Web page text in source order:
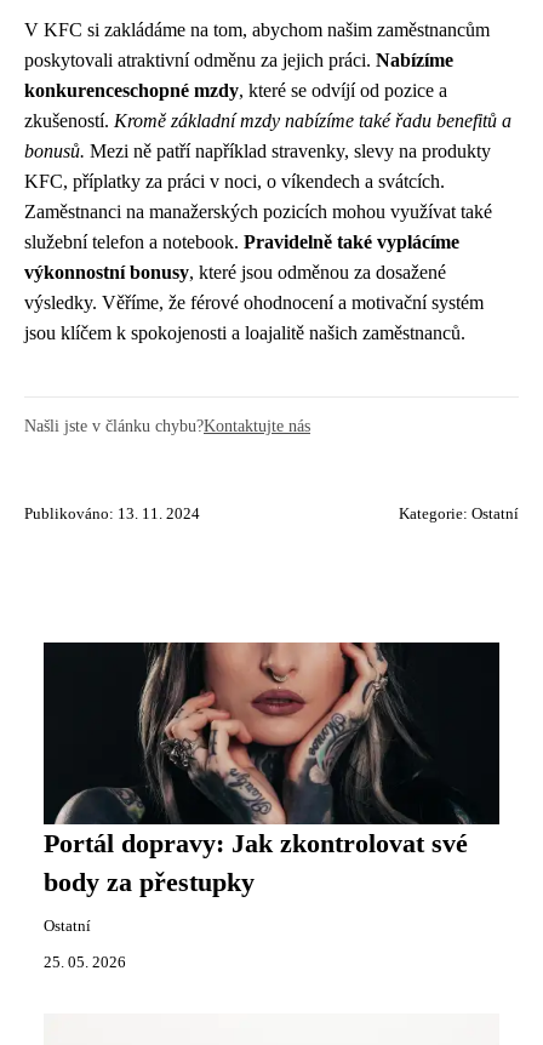
V KFC si zakládáme na tom, abychom našim zaměstnancům
poskytovali atraktivní odměnu za jejich práci. Nabízíme
konkurenceschopné mzdy, které se odvíjí od pozice a
zkušeností. Kromě základní mzdy nabízíme také řadu benefitů a
bonusů. Mezi ně patří například stravenky, slevy na produkty
KFC, příplatky za práci v noci, o víkendech a svátcích.
Zaměstnanci na manažerských pozicích mohou využívat také
služební telefon a notebook. Pravidelně také vyplácíme
výkonnostní bonusy, které jsou odměnou za dosažené
výsledky. Věříme, že férové ohodnocení a motivační systém
jsou klíčem k spokojenosti a loajalitě našich zaměstnanců.
Našli jste v článku chybu?Kontaktujte nás
Publikováno: 13. 11. 2024 Kategorie: Ostatní
Portál dopravy: Jak zkontrolovat své
body za přestupky
Ostatní
25. 05. 2026